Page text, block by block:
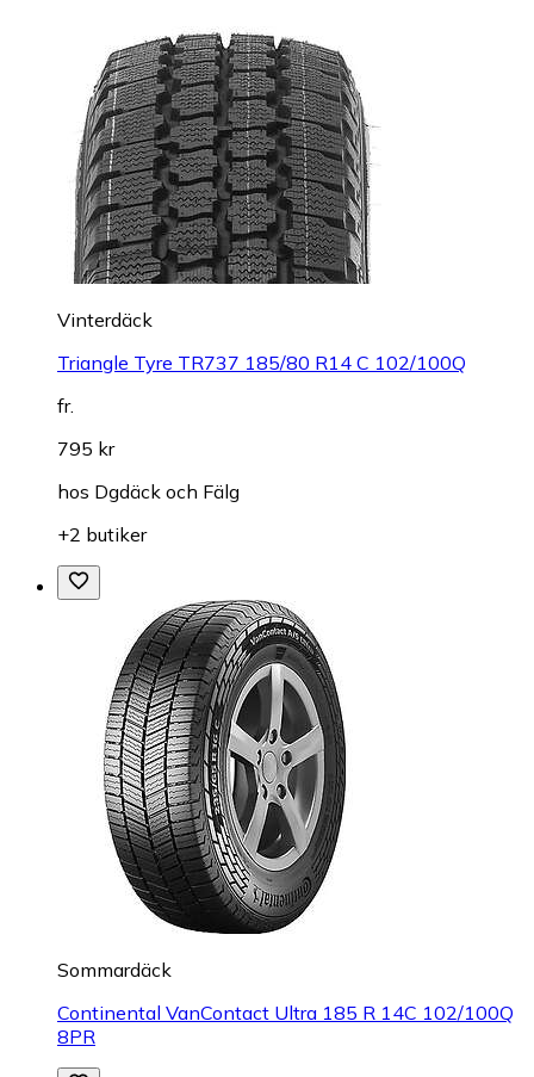
Vinterdäck
Triangle Tyre TR737 185/80 R14 C 102/100Q
fr.
795 kr
hos Dgdäck och Fälg
+2 butiker
Sommardäck
Continental VanContact Ultra 185 R 14C 102/100Q
8PR